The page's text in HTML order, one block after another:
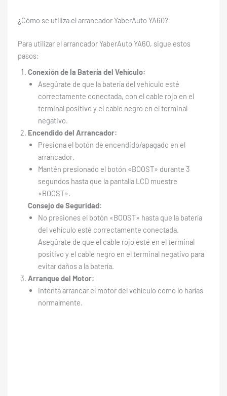
¿Cómo se utiliza el arrancador YaberAuto ‎YA60?
Para utilizar el arrancador YaberAuto ‎YA60, sigue estos
pasos:
Conexión de la Batería del Vehículo:
Asegúrate de que la batería del vehículo esté
correctamente conectada, con el cable rojo en el
terminal positivo y el cable negro en el terminal
negativo.
Encendido del Arrancador:
Presiona el botón de encendido/apagado en el
arrancador.
Mantén presionado el botón «BOOST» durante 3
segundos hasta que la pantalla LCD muestre
«BOOST».
Consejo de Seguridad:
No presiones el botón «BOOST» hasta que la batería
del vehículo esté correctamente conectada.
Asegúrate de que el cable rojo esté en el terminal
positivo y el cable negro en el terminal negativo para
evitar daños a la batería.
Arranque del Motor:
Intenta arrancar el motor del vehículo como lo harías
normalmente.